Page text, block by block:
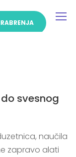
svesnog
naučila
zapravo alati